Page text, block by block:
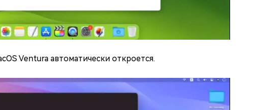
Ventura автоматически откроется.